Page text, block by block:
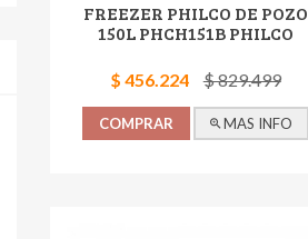
FREEZER PHILCO DE POZO
150L PHCH151B PHILCO
$ 456.224 $ 829.499
COMPRAR MAS INFO